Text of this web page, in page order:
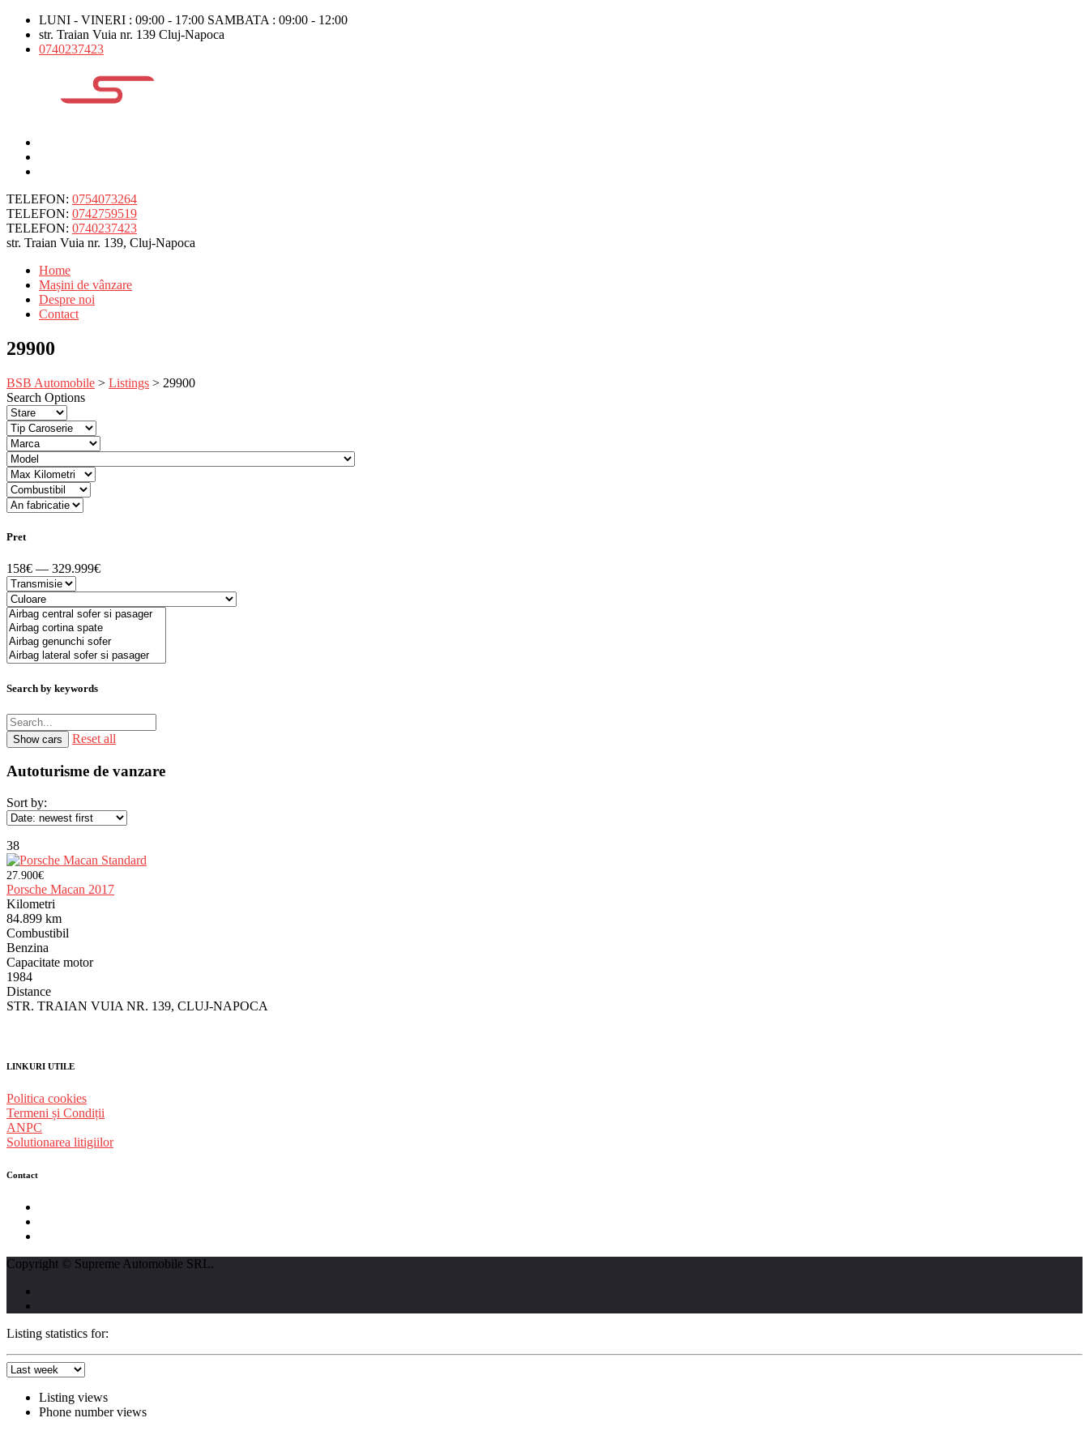
LUNI - VINERI : 09:00 - 17:00 SAMBATA : 09:00 - 12:00
str. Traian Vuia nr. 139 Cluj-Napoca
0740237423
TELEFON: 0754073264
TELEFON: 0742759519
TELEFON: 0740237423
str. Traian Vuia nr. 139, Cluj-Napoca
Home
Mașini de vânzare
Despre noi
Contact
29900
BSB Automobile > Listings > 29900
Search Options
Pret
158€ — 329.999€
Search by keywords
Reset all
Autoturisme de vanzare
Sort by:
38
27.900€
Porsche Macan 2017
Kilometri
84.899 km
Combustibil
Benzina
Capacitate motor
1984
Distance
STR. TRAIAN VUIA NR. 139, CLUJ-NAPOCA
LINKURI UTILE
Politica cookies
Termeni și Condiții
ANPC
Solutionarea litigiilor
Contact
Copyright © Supreme Automobile SRL.
Listing statistics for:
Listing views
Phone number views